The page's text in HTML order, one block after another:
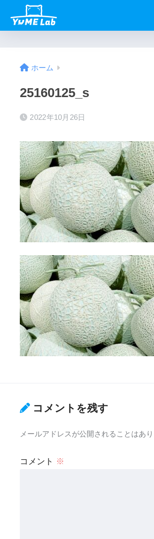
ホーム
25160125_s
2022年10月26日
コメントを残す
メールアドレスが公開されることはあり
コメント ※